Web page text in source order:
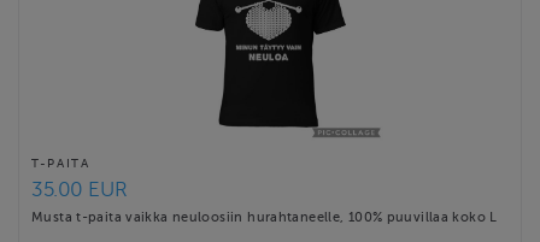
T-PAITA
35.00 EUR
Musta t-paita vaikka neuloosiin hurahtaneelle, 100% puuvillaa koko L